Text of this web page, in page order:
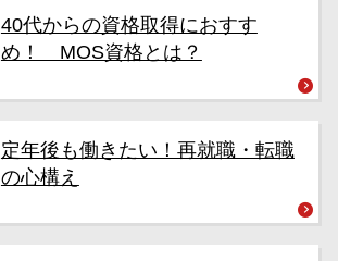
40代からの資格取得におすす
め！ MOS資格とは？
定年後も働きたい！再就職・転職
の心構え